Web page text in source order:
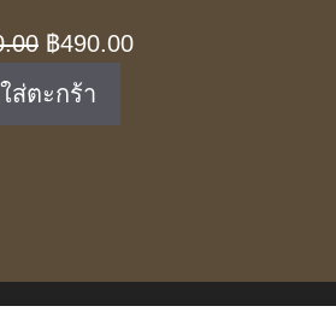
Original
price
was:
฿490.00Current
ส่ตะกร้า